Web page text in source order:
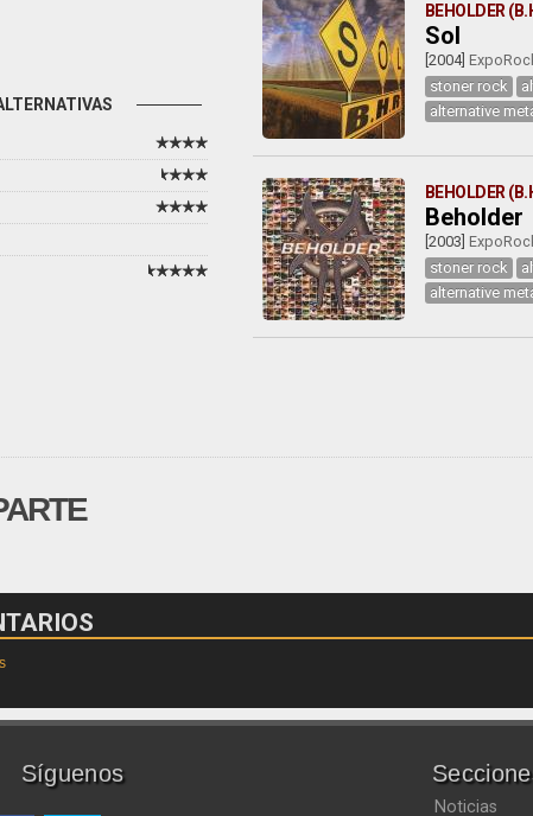
BEHOLDER
Sol
[2004]
stoner rock
alternative
BEHOLDER
Beholder
[2003]
stoner rock
alternative
Síguenos
Noticias